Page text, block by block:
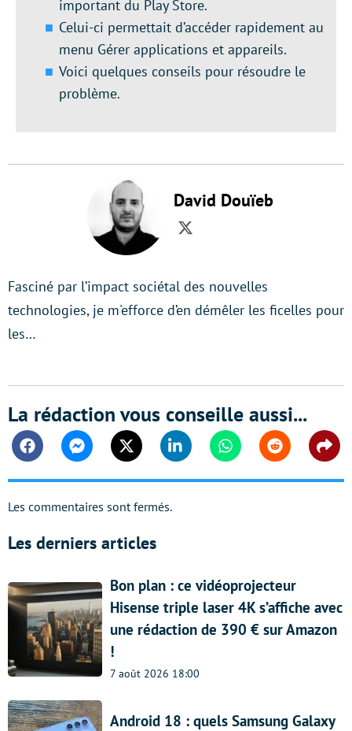
important du Play Store.
Celui-ci permettait d’accéder rapidement au
menu Gérer applications et appareils.
Voici quelques conseils pour résoudre le
problème.
David Douïeb
Twitter
Fasciné par l’impact sociétal des nouvelles
technologies, je m'efforce d’en démêler les ficelles pour
les…
La rédaction vous conseille aussi...
FacebookMessengerTwitter Linkedin WhatsappReddit
Les commentaires sont fermés.
Les derniers articles
Bon plan : ce vidéoprojecteur
Hisense triple laser 4K s’affiche avec
une rédaction de 390 € sur Amazon
!
7 août 2026 18:00
Android 18 : quels Samsung Galaxy